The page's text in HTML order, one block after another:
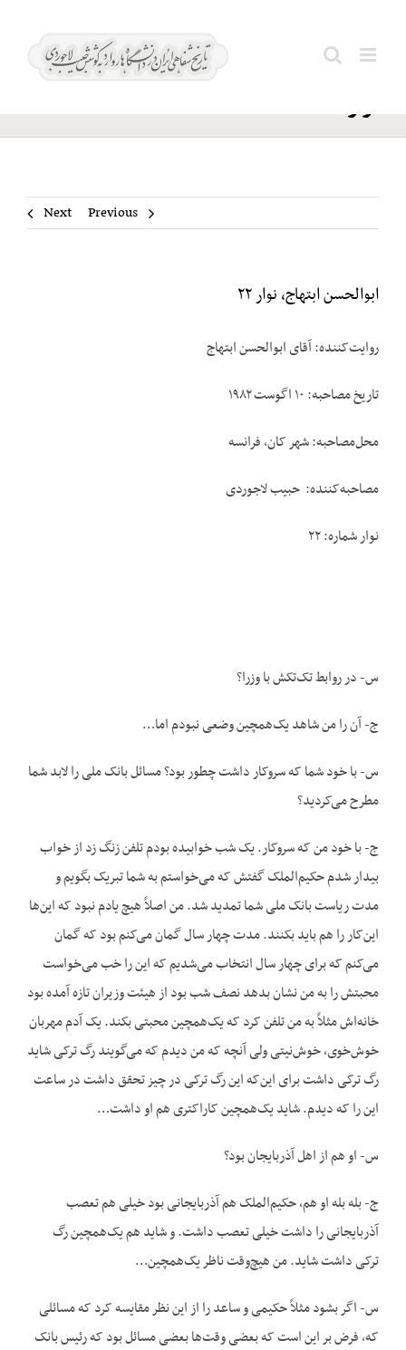
ابتهاج،
نوار ۲۲
Previous
Next
ابوالحسن ابتهاج، نوار ۲۲
روایت‌کننده: آقای ابوالحسن ابتهاج
تاریخ مصاحبه: ۱۰ اگوست ۱۹۸۲
محل‌مصاحبه: شهر کان، فرانسه
مصاحبه‌کننده: حبیب لاجوردی
نوار شماره: ۲۲
س- در روابط تک‌تکش با وزرا؟
ج- آن را من شاهد یک‌همچین وضعی نبودم اما…
س- با خود شما که سروکار داشت چطور بود؟ مسائل بانک ملی را لابد شما
مطرح می‌کردید؟
ج- با خود من که سروکار. یک شب خوابیده بودم تلفن زنگ زد از خواب
بیدار شدم حکیم‌الملک گفتش که می‌خواستم به شما تبریک بگویم و
مدت ریاست بانک ملی شما تمدید شد. من اصلاً هیچ یادم نبود که این‌ها
این‌کار را هم باید بکنند. مدت چهار سال گمان می‌کنم بود که گمان
می‌کنم که برای چهار سال انتخاب می‌شدیم که این را خب می‌خواست
محبتش را به من نشان بدهد نصف شب بود از هیئت وزیران تازه آمده بود
خانه‌اش مثلاً به من تلفن کرد که یک‌همچین محبتی بکند. یک آدم مهربان
خوش‌خوی، خوش‌نیتی ولی آنچه که من دیدم که می‌گویند رگ ترکی شاید
رگ ترکی داشت برای این‌که این رگ ترکی در چیز تحقق داشت در ساعت
این را که دیدم. شاید یک‌همچین کاراکتری هم او داشت…
س- او هم از اهل آذربایجان بود؟
ج- بله بله او هم، حکیم‌الملک هم آذربایجانی بود خیلی هم تعصب
آذربایجانی را داشت خیلی تعصب داشت. و شاید هم یک‌همچین رگ
ترکی داشت شاید. من هیچ‌وقت ناظر یک‌همچین…
س- اگر بشود مثلاً حکیمی و ساعد را از این نظر مقایسه کرد که مسائلی
که، فرض بر این است که بعضی وقت‌ها بعضی مسائل بود که رئیس بانک